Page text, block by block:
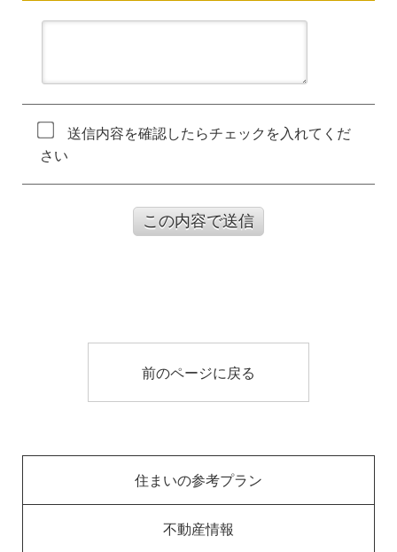
送信内容を確認したらチェックを入れてくだ
さい
この内容で送信
前のページに戻る
住まいの参考プラン
不動産情報